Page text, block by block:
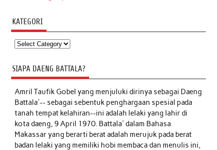
KATEGORI
Kategori
SIAPA DAENG BATTALA?
Amril Taufik Gobelyang menjuluki dirinya sebagai Daeng
Battala'-- sebagai sebentuk penghargaan spesial pada
tanah tempat kelahiran--ini adalah lelaki yang lahir di
kota daeng, 9 April 1970. Battala' dalam Bahasa
Makassar yang berarti berat adalah merujuk pada berat
badan lelaki yang memiliki hobi membaca dan menulis ini,